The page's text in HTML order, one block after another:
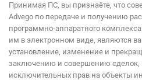
Принимая ПС, вы признаёте, что
Advego по передаче и получению
программно-аппаратного
им в электронном виде, являются
установление, изменение и
заключению и совершению сделок,
исключительных прав на объекты